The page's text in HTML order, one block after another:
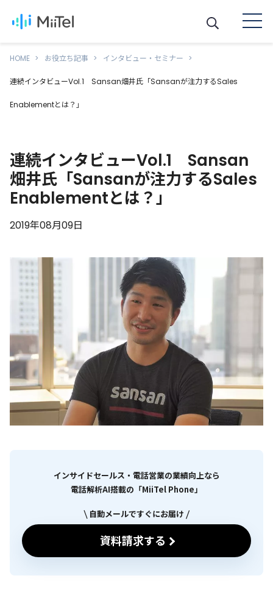
HOME お役立ち記事 インタビュー・セミナー
連続インタビューVol.1 Sansan畑井氏「Sansanが注力するSales
Enablementとは？」
連続インタビューVol.1 Sansan
畑井氏「Sansanが注力するSales
Enablementとは？」
2019年08月09日
インサイドセールス・電話営業の業績向上なら
電話解析AI搭載の「MiiTel Phone」
自動メールですぐにお届け
資料請求する